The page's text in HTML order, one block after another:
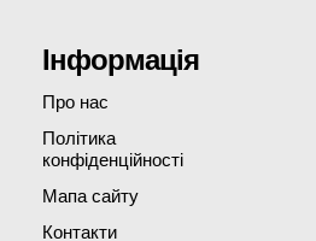
Інформація
Про нас
Політика
конфіденційності
Мапа сайту
Контакти